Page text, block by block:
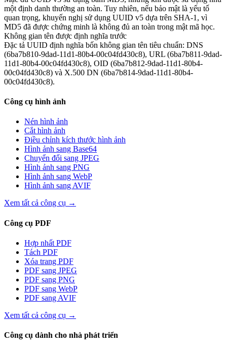
một định danh thường an toàn. Tuy nhiên, nếu bảo mật là yếu tố
quan trọng, khuyến nghị sử dụng UUID v5 dựa trên SHA-1, vì
MD5 đã được chứng minh là không đủ an toàn trong mật mã học.
Không gian tên được định nghĩa trước
Đặc tả UUID định nghĩa bốn không gian tên tiêu chuẩn: DNS
(6ba7b810-9dad-11d1-80b4-00c04fd430c8), URL (6ba7b811-9dad-
11d1-80b4-00c04fd430c8), OID (6ba7b812-9dad-11d1-80b4-
00c04fd430c8) và X.500 DN (6ba7b814-9dad-11d1-80b4-
00c04fd430c8).
Công cụ hình ảnh
Nén hình ảnh
Cắt hình ảnh
Điều chỉnh kích thước hình ảnh
Hình ảnh sang Base64
Chuyển đổi sang JPEG
Hình ảnh sang PNG
Hình ảnh sang WebP
Hình ảnh sang AVIF
Xem tất cả công cụ →
Công cụ PDF
Hợp nhất PDF
Tách PDF
Xóa trang PDF
PDF sang JPEG
PDF sang PNG
PDF sang WebP
PDF sang AVIF
Xem tất cả công cụ →
Công cụ dành cho nhà phát triển